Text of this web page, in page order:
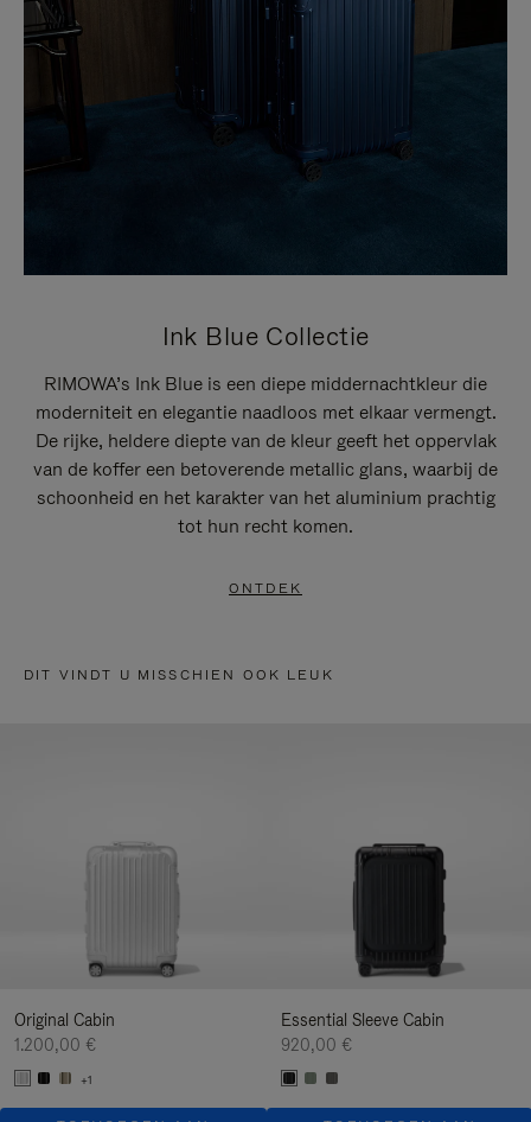
Ink Blue Collectie
RIMOWA’s Ink Blue is een diepe middernachtkleur die
moderniteit en elegantie naadloos met elkaar vermengt.
De rijke, heldere diepte van de kleur geeft het oppervlak
van de koffer een betoverende metallic glans, waarbij de
schoonheid en het karakter van het aluminium prachtig
tot hun recht komen.
ONTDEK
DIT VINDT U MISSCHIEN OOK LEUK
Original Cabin
1.200,00 €
+1
Essential Sleeve Cabin
920,00 €